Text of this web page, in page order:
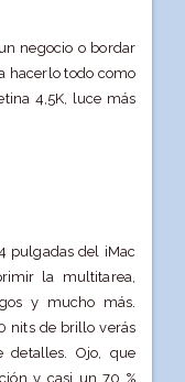
negocio o bordar
hacerlo todo como
4,5K, luce más
pulgadas del iMac
la multitarea,
y mucho más.
nits de brillo verás
detalles. Ojo, que
y casi un 70 %